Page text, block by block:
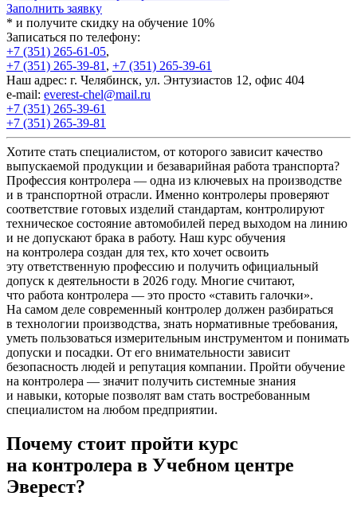
Заполнить заявку
* и получите скидку на обучение 10%
Записаться по телефону:
+7 (351) 265-61-05,
+7 (351) 265-39-81 , +7 (351) 265-39-61
Наш адрес: г. Челябинск, ул. Энтузиастов 12, офис 404
e-mail: everest-chel@mail.ru
+7 (351) 265-39-61
+7 (351) 265-39-81
Хотите стать специалистом, от которого зависит качество
выпускаемой продукции и безаварийная работа транспорта?
Профессия контролера — одна из ключевых на производстве
и в транспортной отрасли. Именно контролеры проверяют
соответствие готовых изделий стандартам, контролируют
техническое состояние автомобилей перед выходом на линию
и не допускают брака в работу. Наш курс обучения
на контролера создан для тех, кто хочет освоить
эту ответственную профессию и получить официальный
допуск к деятельности в 2026 году. Многие считают,
что работа контролера — это просто «ставить галочки».
На самом деле современный контролер должен разбираться
в технологии производства, знать нормативные требования,
уметь пользоваться измерительным инструментом и понимать
допуски и посадки. От его внимательности зависит
безопасность людей и репутация компании. Пройти обучение
на контролера — значит получить системные знания
и навыки, которые позволят вам стать востребованным
специалистом на любом предприятии.
Почему стоит пройти курс
на контролера в Учебном центре
Эверест?